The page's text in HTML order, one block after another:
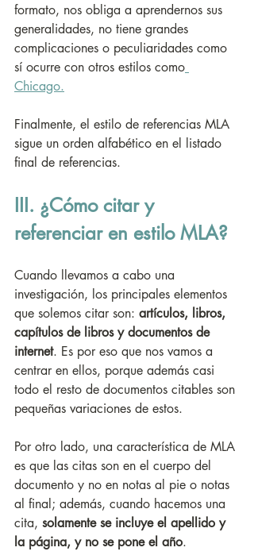
formato, nos obliga a aprendernos sus
generalidades, no tiene grandes
complicaciones o peculiaridades como
sí ocurre con otros estilos como
Chicago.
Finalmente, el estilo de referencias MLA
sigue un orden alfabético en el listado
final de referencias.
III. ¿Cómo citar y
referenciar en estilo MLA?
Cuando llevamos a cabo una
investigación, los principales elementos
que solemos citar son: artículos, libros,
capítulos de libros y documentos de
internet. Es por eso que nos vamos a
centrar en ellos, porque además casi
todo el resto de documentos citables son
pequeñas variaciones de estos.
Por otro lado, una característica de MLA
es que las citas son en el cuerpo del
documento y no en notas al pie o notas
al final; además, cuando hacemos una
cita, solamente se incluye el apellido y
la página, y no se pone el año.